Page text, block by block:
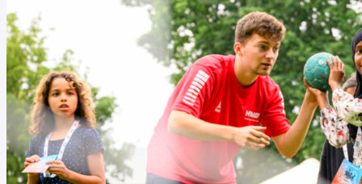
Nachwuchs:
im
HVNB